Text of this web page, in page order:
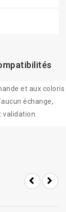
et aux coloris
échange,